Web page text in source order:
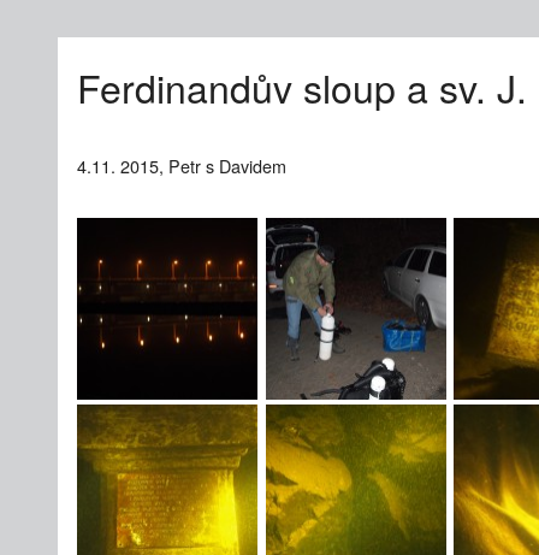
Ferdinandův sloup a sv.
4.11. 2015, Petr s Davidem